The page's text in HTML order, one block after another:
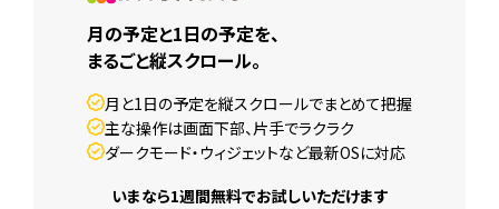
月の予定と1日の予定を、
まるごと縦スクロール。
月と1日の予定を縦スクロールでまとめて把握
主な操作は画面下部、片手でラクラク
ダークモード・ウィジェットなど最新OSに対応
いまなら1週間無料でお試しいただけます